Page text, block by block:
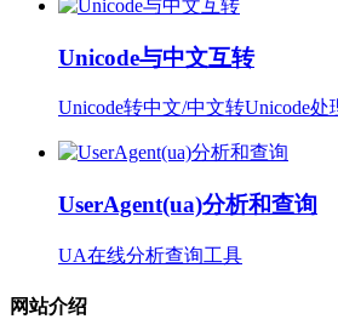
Unicode与中文互转
Unicode转中文/中文转Unicode处
UserAgent(ua)分析和查询
UA在线分析查询工具
网站介绍